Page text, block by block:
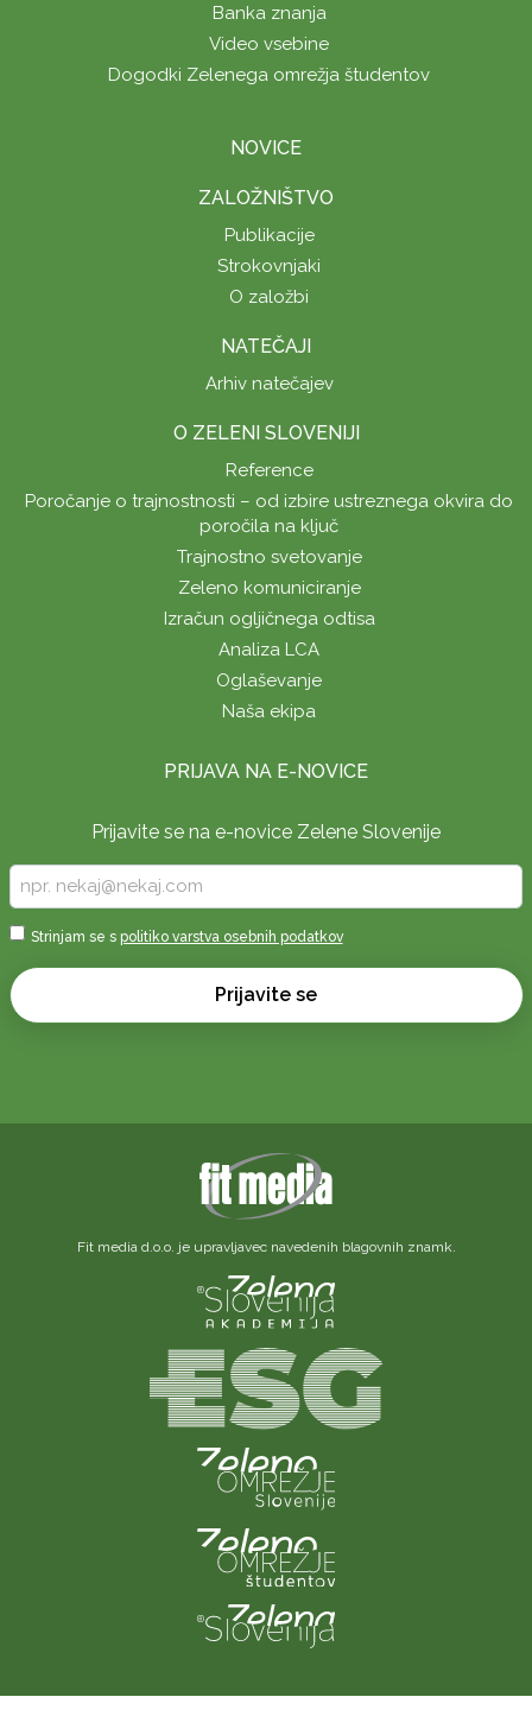
Banka znanja
Video vsebine
Dogodki Zelenega omrežja študentov
NOVICE
ZALOŽNIŠTVO
Publikacije
Strokovnjaki
O založbi
NATEČAJI
Arhiv natečajev
O ZELENI SLOVENIJI
Reference
Poročanje o trajnostnosti – od izbire ustreznega okvira do
poročila na ključ
Trajnostno svetovanje
Zeleno komuniciranje
Izračun ogljičnega odtisa
Analiza LCA
Oglaševanje
Naša ekipa
PRIJAVA NA E-NOVICE
Prijavite se na e-novice Zelene Slovenije
vaš
e-
Sprejmi
*
Strinjam se s politiko varstva osebnih podatkov
Prijavite se
Fit media d.o.o. je upravljavec navedenih blagovnih znamk.